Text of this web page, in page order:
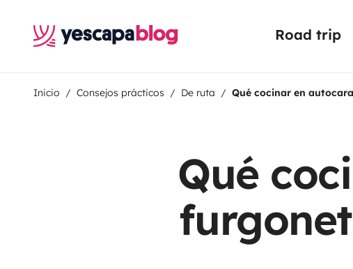
Road trip
Inicio Consejos prácticos De ruta Qué cocinar en
Qué